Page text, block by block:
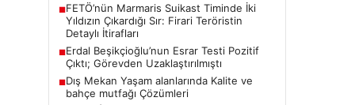
■FETÖ’nün Marmaris Suikast Timinde İki
Yıldızın Çıkardığı Sır: Firari Teröristin
Detaylı İtirafları
■Erdal Beşikçioğlu’nun Esrar Testi Pozitif
Çıktı; Görevden Uzaklaştırılmıştı
■Dış Mekan Yaşam alanlarında Kalite ve
bahçe mutfağı Çözümleri